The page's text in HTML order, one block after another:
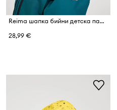
Reima шапка бийни детска памучна Hattara
28,99 €